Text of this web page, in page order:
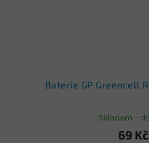
Baterie GP Greencell
Skladem -
69 Kč